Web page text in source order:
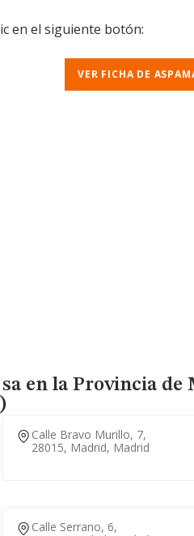
en el siguiente botón:
VER FICHA DE
en la Provincia de
Calle Bravo Murillo, 7,
28015, Madrid, Madrid
Calle Serrano, 6,